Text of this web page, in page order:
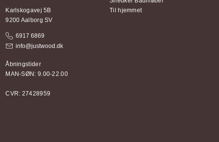
Karlskogavej 5B
9200 Aalborg SV
6917 6869
info@justwood.dk
Åbningstider
MAN-SØN: 9.00-22.00
CVR: 27428959
Til hjemmet